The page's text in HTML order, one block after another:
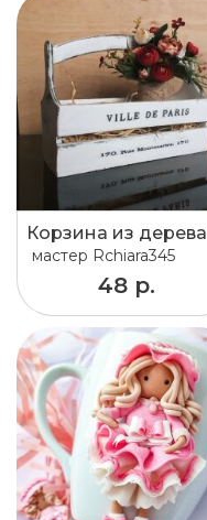
Корзина из дерева
мастер Rchiara345
48 р.